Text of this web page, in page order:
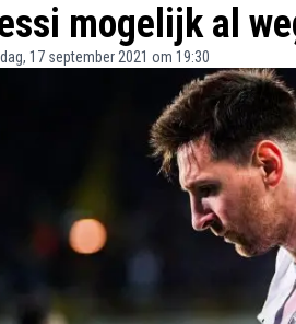
mogelijk al
17 september 2021 om 19:30